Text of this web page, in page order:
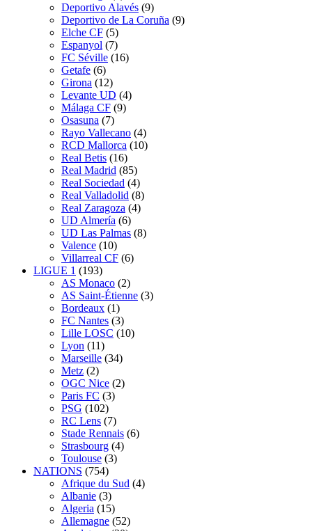
Deportivo Alavés (9)
Deportivo de La Coruña (9)
Elche CF (5)
Espanyol (7)
FC Séville (16)
Getafe (6)
Girona (12)
Levante UD (4)
Málaga CF (9)
Osasuna (7)
Rayo Vallecano (4)
RCD Mallorca (10)
Real Betis (16)
Real Madrid (85)
Real Sociedad (4)
Real Valladolid (8)
Real Zaragoza (4)
UD Almería (6)
UD Las Palmas (8)
Valence (10)
Villarreal CF (6)
LIGUE 1 (193)
AS Monaco (2)
AS Saint-Étienne (3)
Bordeaux (1)
FC Nantes (3)
Lille LOSC (10)
Lyon (11)
Marseille (34)
Metz (2)
OGC Nice (2)
Paris FC (3)
PSG (102)
RC Lens (7)
Stade Rennais (6)
Strasbourg (4)
Toulouse (3)
NATIONS (754)
Afrique du Sud (4)
Albanie (3)
Algeria (15)
Allemagne (52)